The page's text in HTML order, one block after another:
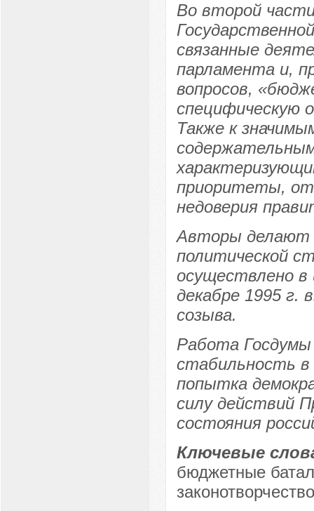
Во второй
связанные
парламента и,
вопросов,
специфическую
Также к
приоритеты,
недоверия
Авторы делают
политической
осуществлено в
декабре 1995 г.
созыва.
Работа Госдумы
стабильность в
попытка
силу действий
состояния
Ключевые
бюджетные